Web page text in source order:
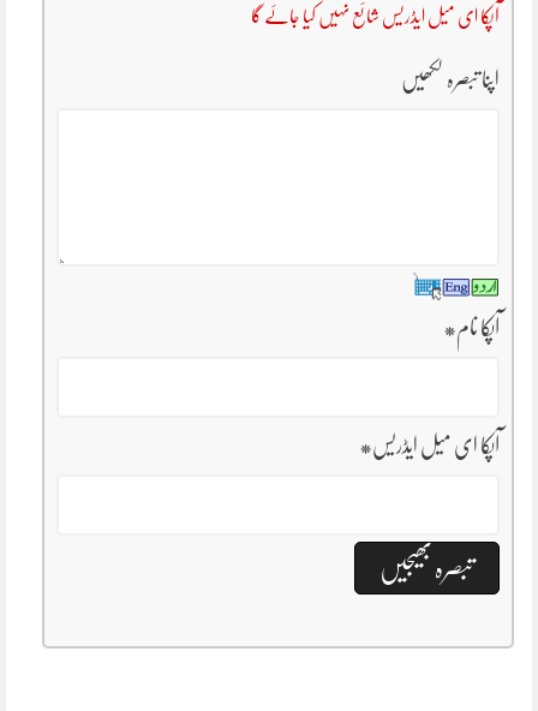
آپکا ای میل ایڈریس شائع نہیں کیا جائے گا
اپنا تبصرہ لکھیں
آپکا نام*
آپکا ای میل ایڈریس*